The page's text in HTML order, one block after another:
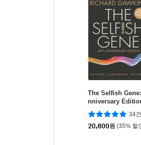
The Selfish
nniversary
34건
20,800원 (35% 할